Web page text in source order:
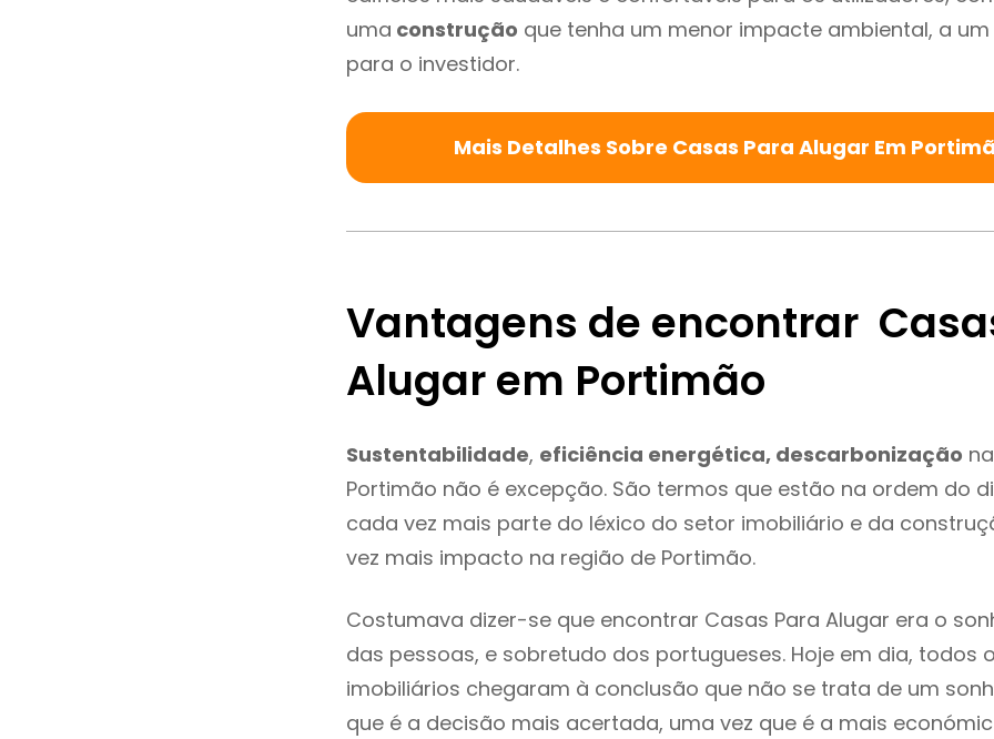
uma construção que tenha um menor impacte ambiental, a
para o investidor.
Mais Detalhes Sobre Casas Para Alugar Em
Vantagens de encontrar
Alugar em Portimão
Sustentabilidade, eficiência energética, descarbonização
Portimão não é excepção. São termos que estão na ordem do
cada vez mais parte do léxico do setor imobiliário e da
vez mais impacto na região de Portimão.
Costumava dizer-se que encontrar Casas Para Alugar era o
das pessoas, e sobretudo dos portugueses. Hoje em dia, todos
imobiliários chegaram à conclusão que não se trata de um
que é a decisão mais acertada, uma vez que é a mais